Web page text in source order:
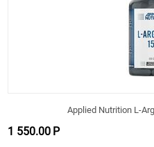
Applied Nutrition L-
1 550.00 Р